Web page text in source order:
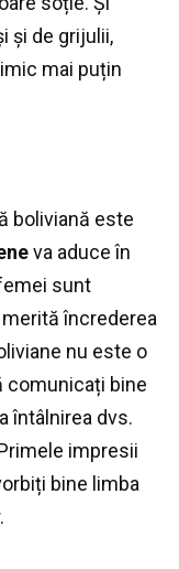
și de grijulii,
mai puțin
boliviană este
va aduce în
sunt
încrederea
nu este o
comunicați bine
întâlnirea dvs.
impresii
bine limba